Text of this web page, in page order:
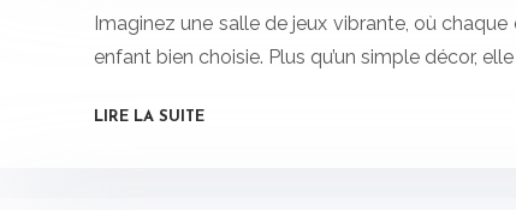
Imaginez une salle de jeux vibrante, où chaque
enfant bien choisie. Plus qu’un simple décor,
LIRE LA SUITE